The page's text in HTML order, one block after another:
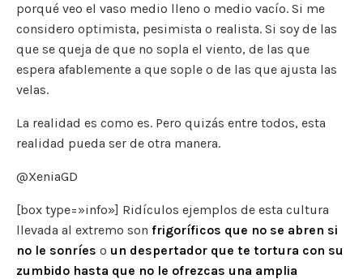
porqué veo el vaso medio lleno o medio vacío. Si me
considero optimista, pesimista o realista. Si soy de las
que se queja de que no sopla el viento, de las que
espera afablemente a que sople o de las que ajusta las
velas.
La realidad es como es. Pero quizás entre todos, esta
realidad pueda ser de otra manera.
@XeniaGD
[box type=»info»] Ridículos ejemplos de esta cultura
llevada al extremo son frigoríficos que no se abren si
no le sonríes o un despertador que te tortura con su
zumbido hasta que no le ofrezcas una amplia